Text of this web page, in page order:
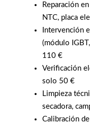
Reparación en
NTC, placa
Intervención
(módulo
110 €
Verificación
solo 50 €
Limpieza
secadora,
Calibración de